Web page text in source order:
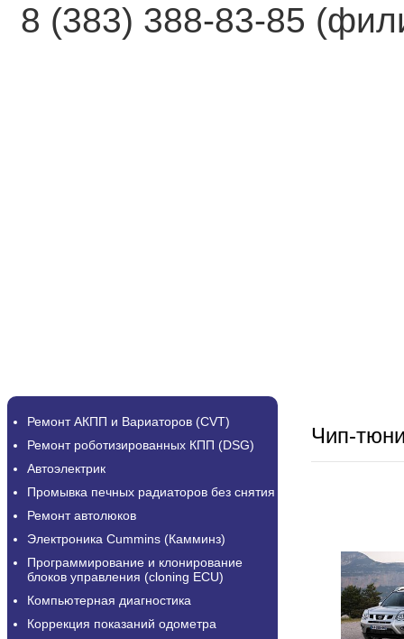
8 (383) 388-83-85
Ремонт АКПП и Вариаторов (CVT)
Ремонт роботизированных КПП (DSG)
Автоэлектрик
Промывка печных радиаторов без снятия
Ремонт автолюков
Электроника Cummins (Камминз)
Программирование и клонирование
блоков управления (cloning ECU)
Компьютерная диагностика
Коррекция показаний одометра
Чип-